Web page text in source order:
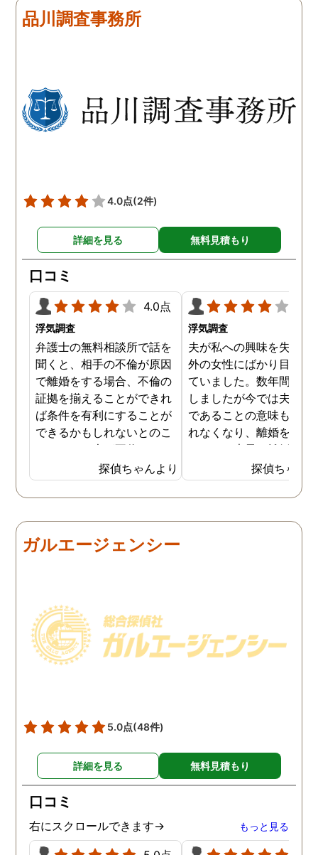
た。さらに探偵が入手した
証拠から二人が肉体関係を
私が夫を疑うだけでは夫の
不倫の実態を知ることがで
きませんでしたので、真相
果、妻が男友達と食事だ
した。想像以上に妻の浮
の状態が酷かったので、
然としてしまいました。
品川調査事務所
4.0点(2件)
詳細を見る 無料見積もり
口コミ
4.0点
浮気調査
弁護士の無料相談所で話を
聞くと、相手の不倫が原因
で離婚をする場合、不倫の
証拠を揃えることができれ
ば条件を有利にすることが
できるかもしれないとのこ
とでした。夫が不倫をして
いるのは確実なのですが、
私の証言だけでは効力が弱
いようです。弁護士のアド
の証拠を集めてもらうこと
にしました。夫は私への関
とはしょっちゅうです。次
の休みも休日出勤と称して
家を空けているので、この
日に証拠集めをお願いしま
と会い、そのまま夜まで過
間もラブホテルの利用もし
たようで、たった一日で不
倫の証拠を揃えることがで
きました。
探偵ちゃんより
浮気調査
夫が私への興味を失くし
外の女性にばかり目を向
ていました。数年間は我
しましたが今では夫と夫
であることの意味も感じ
れなくなり、離婚を決意
ました。素早く離婚を成
させるためには夫の不倫
証拠を手に入れることが
っ取り早く、探偵に調査
行動パターンを伝え、予
必要な不倫の証拠も手に
れることができました。
探偵ちゃん
ガルエージェンシー
5.0点(48件)
詳細を見る 無料見積もり
口コミ
右にスクロールできます→ もっと見る